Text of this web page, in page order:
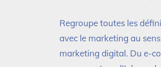
Regroupe toutes les
avec le marketing au
marketing digital. Du e-